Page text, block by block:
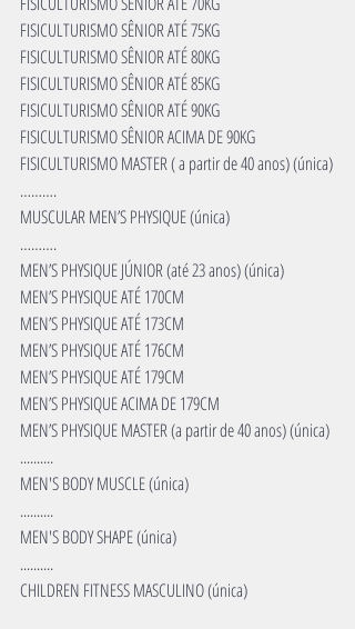
FISICULTURISMO SÊNIOR ATÉ 75KG
FISICULTURISMO SÊNIOR ATÉ 80KG
FISICULTURISMO SÊNIOR ATÉ 85KG
FISICULTURISMO SÊNIOR ATÉ 90KG
FISICULTURISMO SÊNIOR ACIMA DE 90KG
FISICULTURISMO MASTER ( a partir de 40 anos) (única)
……….
MUSCULAR MEN’S PHYSIQUE (única)
……….
MEN’S PHYSIQUE JÚNIOR (até 23 anos) (única)
MEN’S PHYSIQUE ATÉ 170CM
MEN’S PHYSIQUE ATÉ 173CM
MEN’S PHYSIQUE ATÉ 176CM
MEN’S PHYSIQUE ATÉ 179CM
MEN’S PHYSIQUE ACIMA DE 179CM
MEN’S PHYSIQUE MASTER (a partir de 40 anos) (única)
..........
MEN'S BODY MUSCLE (única)
..........
MEN'S BODY SHAPE (única)
..........
CHILDREN FITNESS MASCULINO (única)